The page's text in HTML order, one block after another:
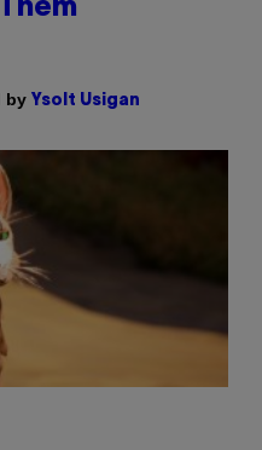
by Ysolt Usigan